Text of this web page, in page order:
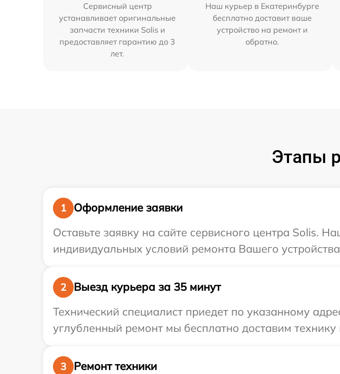
Сервисный центр
устанавливает оригинальные
запчасти техники Solis и
предоставляет гарантию до 3
лет.
Наш курьер в Екатеринбурге
бесплатно доставит ваше
устройство на ремонт и
обратно.
Этапы
1
Оформление заявки
Оставьте заявку на сайте сервисного центра Solis.
индивидуальных условий ремонта Вашего
2
Выезд курьера за 35 минут
Технический специалист приедет по указанному
углубленный ремонт мы бесплатно доставим технику
3
Ремонт техники